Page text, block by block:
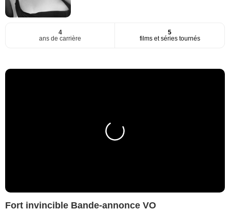
4
ans de carrière
5
films et séries tournés
Fort invincible Bande-annonce VO